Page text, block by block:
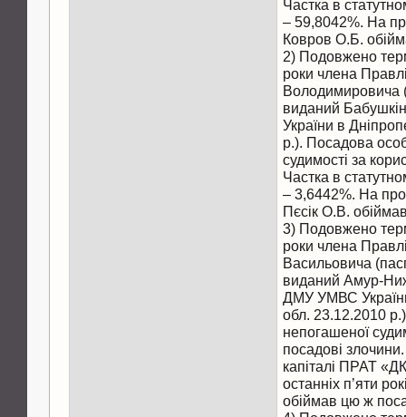
Частка в
– 59,8042%. На
Ковров О.Б.
2) Подовжено
роки члена
виданий
України в
р.). Посадова
судимості за
Частка в
– 3,6442%. На
Пєсік О.В.
3) Подовжено
роки члена
Васильовича
виданий Амур-
ДМУ УМВС
обл. 23.12.2010
непогашеної
посадові
капіталі ПРАТ
останніх п’яти
обіймав цю ж